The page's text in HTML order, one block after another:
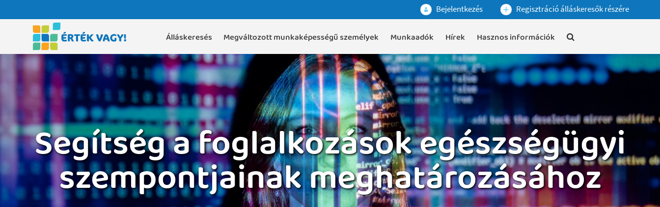
Bejelentkezés Regisztráció álláskeresők részére
Álláskeresés Megváltozott munkaképességű személyek Munkaadók Hírek Hasznos információk
Segítség a foglalkozások egészségügyi
szempontjainak meghatározásához